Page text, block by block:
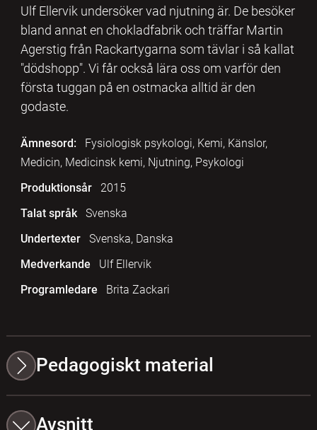
Ulf Ellervik undersöker vad njutning är. De besöker
bland annat en chokladfabrik och träffar Martin
Agerstig från Rackartygarna som tävlar i så kallat
"dödshopp". Vi får också lära oss om varför den
första tuggan på en ostmacka alltid är den
godaste.
Ämnesord:
Fysiologisk psykologi, Kemi, Känslor,
Medicin, Medicinsk kemi, Njutning, Psykologi
Produktionsår
2015
Talat språk
Svenska
Undertexter
Svenska, Danska
Medverkande
Ulf Ellervik
Programledare
Brita Zackari
Pedagogiskt material
Avsnitt